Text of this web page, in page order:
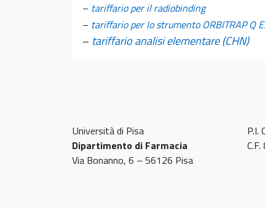
– tariffario per il radiobinding
– tariffario per lo strumento ORBITRAP Q
– tariffario analisi elementare (CHN)
Università di Pisa
Dipartimento di Farmacia
Via Bonanno, 6 – 56126 Pisa
P.I.